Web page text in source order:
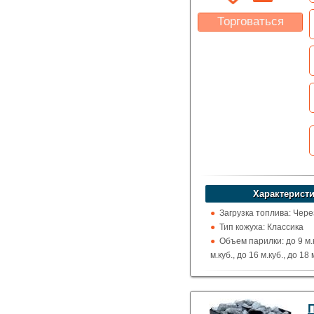
Торговаться
Загрузка топлива:
Тип кожуха: Классика
Объем парилки: до 9
м.куб., до 16 м.куб., до 18
м.куб., до 24 м.куб.
Выход дымохода:
Топка (материал):